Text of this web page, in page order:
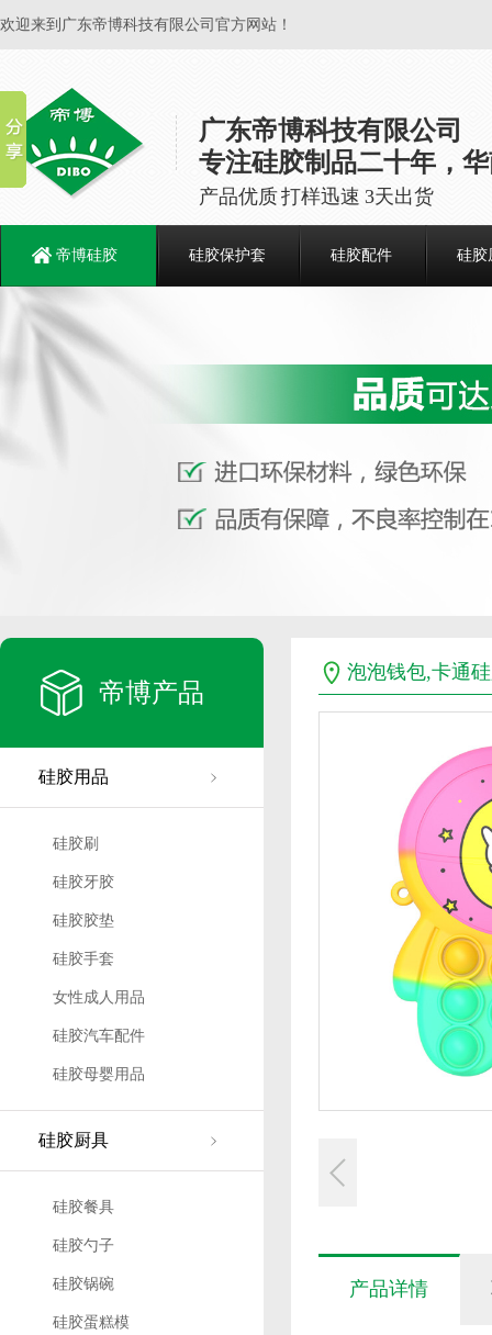
欢迎来到广东帝博科技有限公司官方网站！
广东帝博科技有限公司
专注硅胶制品二十年，
产品优质 打样迅速 3天出货
帝博硅胶 硅胶保护套 硅胶配件 硅胶
帝博产品
硅胶用品
硅胶刷
硅胶牙胶
硅胶胶垫
硅胶手套
女性成人用品
硅胶汽车配件
硅胶母婴用品
硅胶厨具
硅胶餐具
硅胶勺子
硅胶锅碗
硅胶蛋糕模
泡泡钱包,卡通
产品详情